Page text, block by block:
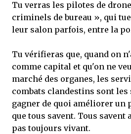
Tu verras les pilotes de
criminels de bureau », qui
leur salon parfois, entre la
Tu vérifieras que, quand on
comme capital et qu'on ne
marché des organes, les
combats clandestins sont les
gagner de quoi améliorer un
que tous savent. Tous savent
pas toujours vivant.